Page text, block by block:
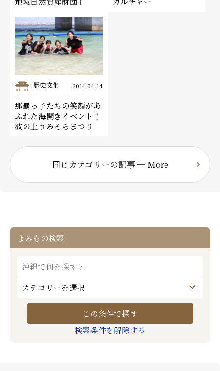
歴史文化 2014.04.14
那覇っ子たちの笑顔があ
ふれた海開きイベント！
波の上うみそらまつり
同じカテゴリーの記事 ─ More
よみもの検索
検索条件を解除する